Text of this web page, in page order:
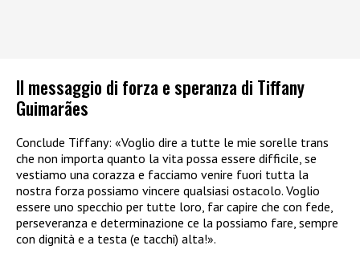
Il messaggio di forza e speranza di Tiffany
Guimarães
Conclude Tiffany: «Voglio dire a tutte le mie sorelle trans
che non importa quanto la vita possa essere difficile, se
vestiamo una corazza e facciamo venire fuori tutta la
nostra forza possiamo vincere qualsiasi ostacolo. Voglio
essere uno specchio per tutte loro, far capire che con fede,
perseveranza e determinazione ce la possiamo fare, sempre
con dignità e a testa (e tacchi) alta!».